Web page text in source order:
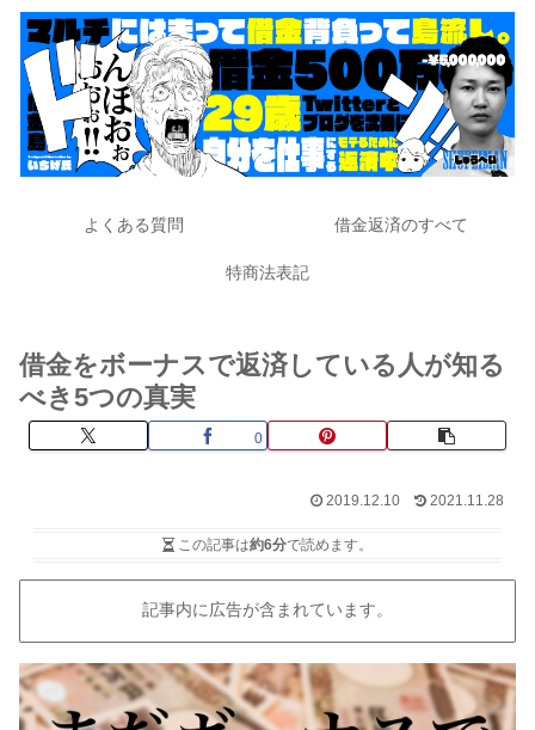
よくある質問 借金返済のすべて
特商法表記
借金をボーナスで返済している人が知る
べき5つの真実
0
2019.12.10 2021.11.28
この記事は約6分で読めます。
記事内に広告が含まれています。